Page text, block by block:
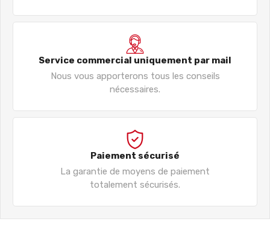
Service commercial uniquement par mail
Nous vous apporterons tous les conseils
nécessaires.
Paiement sécurisé
La garantie de moyens de paiement
totalement sécurisés.